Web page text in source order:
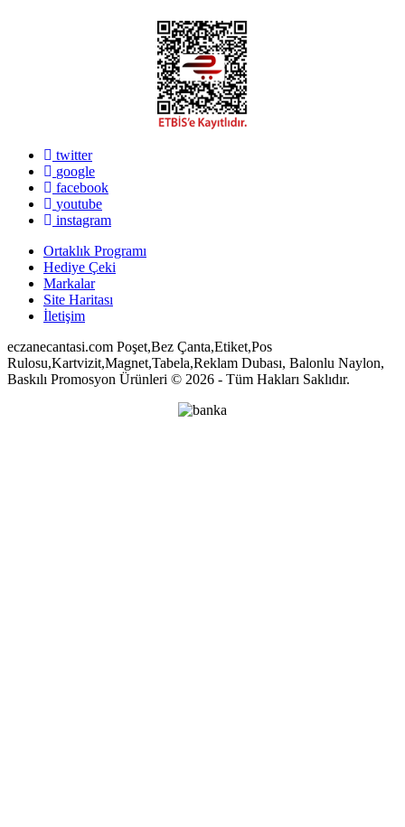
twitter
google
facebook
youtube
instagram
Ortaklık Programı
Hediye Çeki
Markalar
Site Haritası
İletişim
eczanecantasi.com Poşet,Bez Çanta,Etiket,Pos
Rulosu,Kartvizit,Magnet,Tabela,Reklam Dubası, Balonlu Naylon,
Baskılı Promosyon Ürünleri © 2026 - Tüm Hakları Saklıdır.